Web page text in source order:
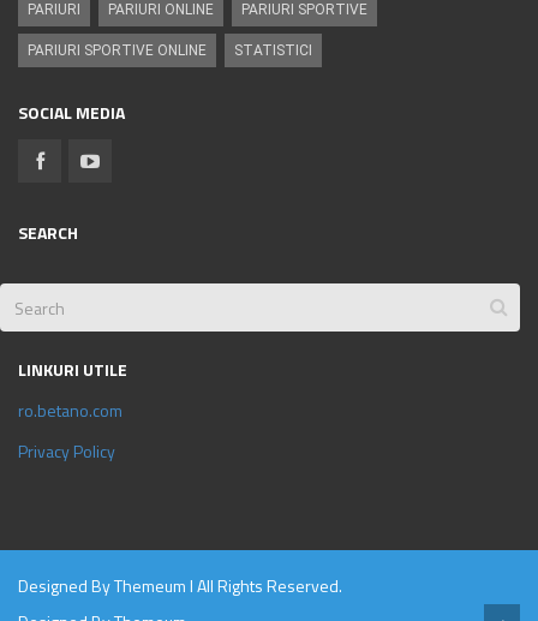
PARIURI PARIURI ONLINE PARIURI SPORTIVE
PARIURI SPORTIVE ONLINE STATISTICI
SOCIAL MEDIA
SEARCH
LINKURI UTILE
ro.betano.com
Privacy Policy
Designed ByThemeuml All Rights Reserved.